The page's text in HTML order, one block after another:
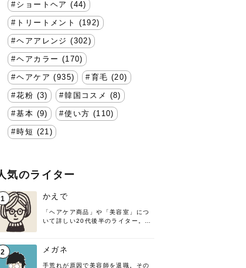
ショートヘア (44)
トリートメント (192)
ヘアアレンジ (302)
ヘアカラー (170)
ヘアケア (935) 育毛 (20)
花粉 (3) 韓国コスメ (8)
基本 (9) 使い方 (110)
時短 (21)
気のライター
1 かえで
「ヘアケア商品」や「美容室」につ
いて詳しい20代後半のライター。楽
す！
2 メガネ
手荒れが原因で美容師を退職。その